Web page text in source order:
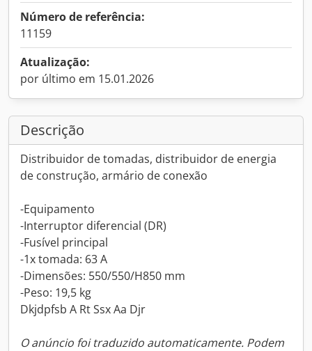
Número de referência:
11159
Atualização:
por último em 15.01.2026
Descrição
Distribuidor de tomadas, distribuidor de energia
de construção, armário de conexão
-Equipamento
-Interruptor diferencial (DR)
-Fusível principal
-1x tomada: 63 A
-Dimensões: 550/550/H850 mm
-Peso: 19,5 kg
Dkjdpfsb A Rt Ssx Aa Djr
O anúncio foi traduzido automaticamente. Podem